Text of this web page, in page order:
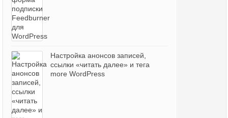
Настройка анонсов записей,
ссылки «читать далее» и тега
more WordPress